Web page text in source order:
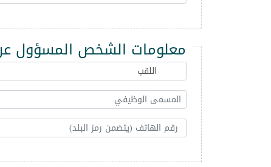
معلومات الشخص المسؤول